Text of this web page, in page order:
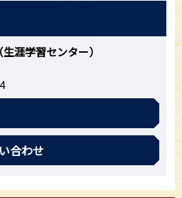
涯学習センター）
合わせ